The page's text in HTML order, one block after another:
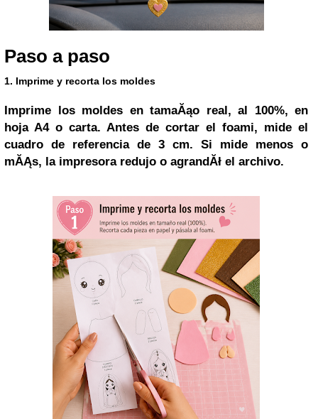
Paso a paso
1. Imprime y recorta los moldes
Imprime los moldes en tamaĂąo real, al 100%, en
hoja A4 o carta. Antes de cortar el foami, mide el
cuadro de referencia de 3 cm. Si mide menos o
mĂĄs, la impresora redujo o agrandĂł el archivo.